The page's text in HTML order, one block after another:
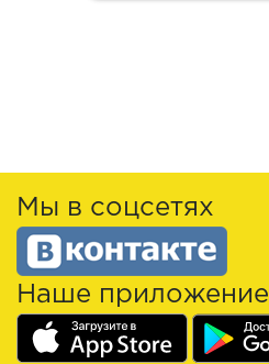
Мы в соцсетях
Наше приложение